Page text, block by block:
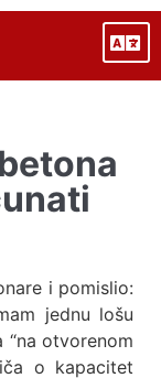
i pomislio:
jednu lošu
otvorenom
o kapacitet